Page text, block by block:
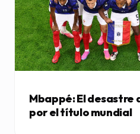
Mbappé: El desastre
por el título mundial